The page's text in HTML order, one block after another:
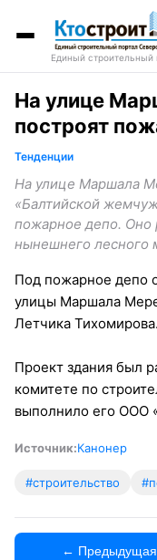
Единый строительный
На улице
построят
Тенденции
На улице Маршала
«Балтийской
пожарное депо. Оно
нынешнего лесного
Под пожарное депо
улицы Маршала
Летчика
Проект здания был
комитете по
выполнило его ООО
Источник:Канонер
#строительство
← Предыдущая